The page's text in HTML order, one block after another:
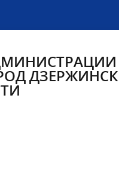
ДЗЕРЖИНСК